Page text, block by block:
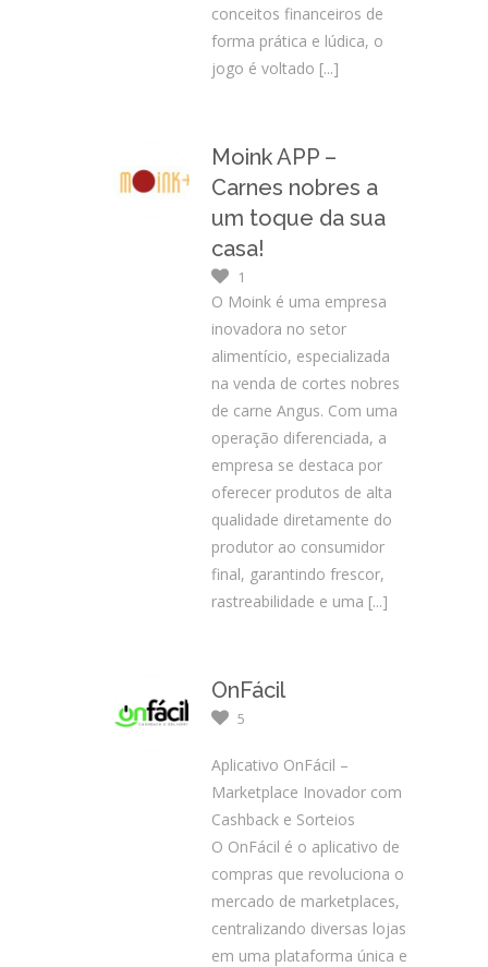
conceitos financeiros de
forma prática e lúdica, o
jogo é voltado [...]
Moink APP –
Carnes nobres a
um toque da sua
casa!
1
O Moink é uma empresa
inovadora no setor
alimentício, especializada
na venda de cortes nobres
de carne Angus. Com uma
operação diferenciada, a
empresa se destaca por
oferecer produtos de alta
qualidade diretamente do
produtor ao consumidor
final, garantindo frescor,
rastreabilidade e uma [...]
OnFácil
5
Aplicativo OnFácil –
Marketplace Inovador com
Cashback e Sorteios
O OnFácil é o aplicativo de
compras que revoluciona o
mercado de marketplaces,
centralizando diversas lojas
em uma plataforma única e